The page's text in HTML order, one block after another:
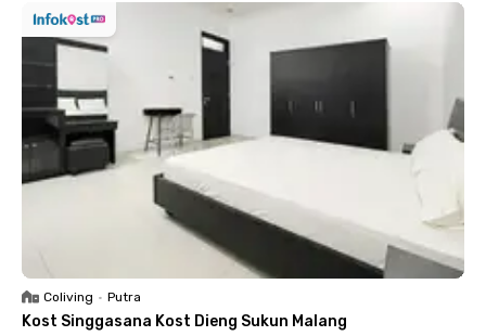
Coliving • Putra
Kost Singgasana Kost Dieng Sukun Malang